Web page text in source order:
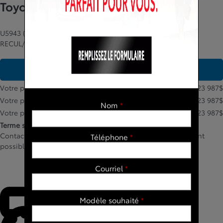
Toyota Corolla 2023
U5943 (46)
RECUL/BLUETOOTH/AC/
Votre prix 23 987$
Votre prix
23 987$
Votre prix
23 987$
Terme sélectionné non disponible
Contactez-nous pour connaître les solutions de financement
possibles
Nom *
Téléphone *
Courriel*
Modèle souhaité *